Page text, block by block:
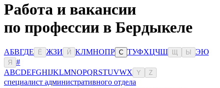
Работа и вакансии
по профессии в Бердыкеле
АБВГДЕ Ё ЖЗИ Й КЛМНОПР С ТУФХЦЧШ Ы ЭЮ
Я
#
ABCDEFGHIJKLMNOPQRSTUVWX Y Z
специалист административного отдела